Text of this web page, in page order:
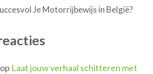
Je Motorrijbewijs in België?
op Laat jouw verhaal schitteren met